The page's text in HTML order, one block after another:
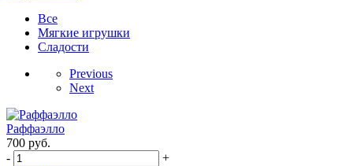
Все
Мягкие игрушки
Сладости
Previous
Next
Раффаэлло
700 руб.
-
+